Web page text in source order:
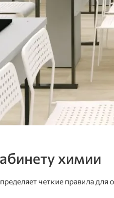
химии
четкие правила